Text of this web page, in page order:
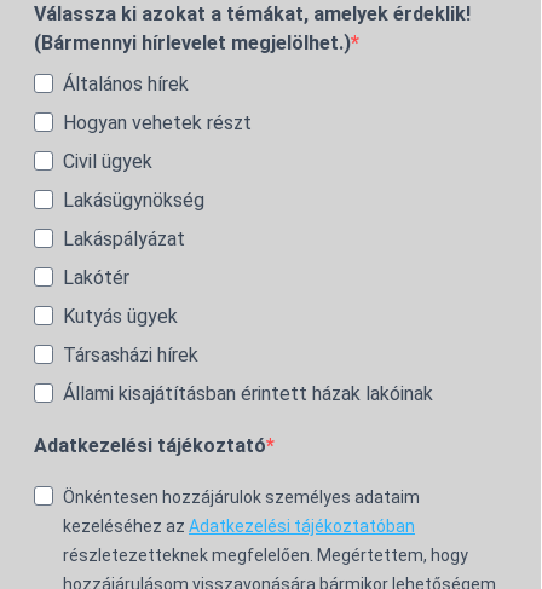
Válassza ki azokat a témákat, amelyek érdeklik!
(Bármennyi hírlevelet megjelölhet.)
Általános hírek
Hogyan vehetek részt
Civil ügyek
Lakásügynökség
Lakáspályázat
Lakótér
Kutyás ügyek
Társasházi hírek
Állami kisajátításban érintett házak lakóinak
Adatkezelési tájékoztató
Önkéntesen hozzájárulok személyes adataim
kezeléséhez az Adatkezelési tájékoztatóban
részletezetteknek megfelelően. Megértettem, hogy
hozzájárulásom visszavonására bármikor lehetőségem